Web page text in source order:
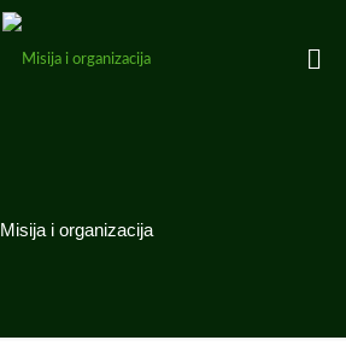
Misija i organizacija